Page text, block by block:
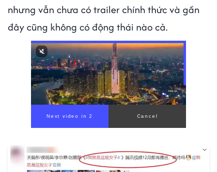
nhưng vẫn chưa có trailer chính thức và gần
đây cũng không có động thái nào cả.